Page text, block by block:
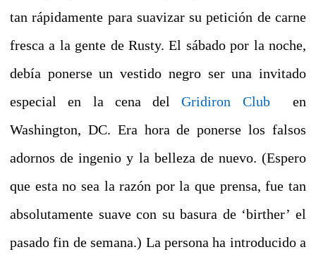
tan rápidamente para suavizar su petición de carne
fresca a la gente de Rusty.El sábado por la noche,
debía ponerse un vestido negro ser una invitado
especial en la cena delGridiron Club
en
Washington, DC. Era hora de ponerse los falsos
adornos de ingenio y la belleza de nuevo. (Espero
que esta no sea la razón por la que prensa, fue tan
absolutamente suave con su basura de ‘birther’ el
pasado fin de semana.) La persona ha introducido a